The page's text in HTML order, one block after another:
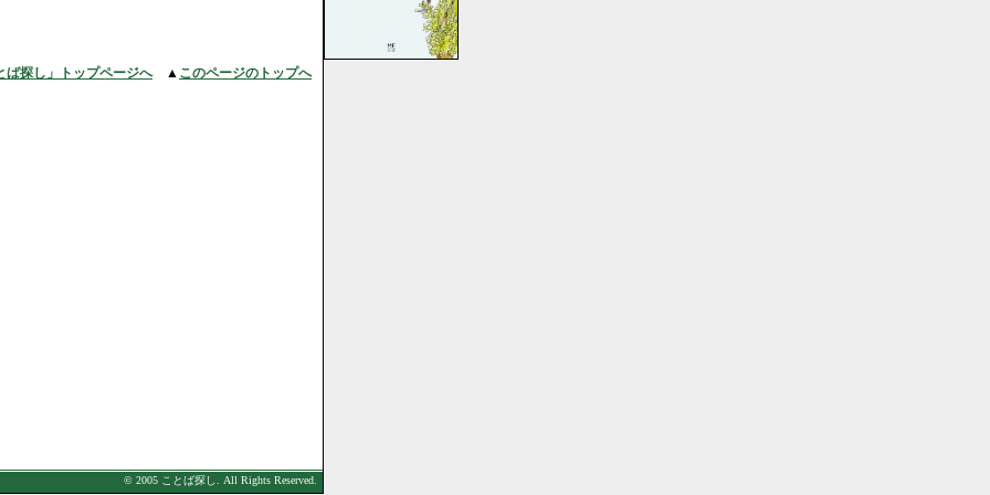
ば探し」トップページへ▲ このページのトップへ
© 2005 ことば探し. All Rights Reserved.